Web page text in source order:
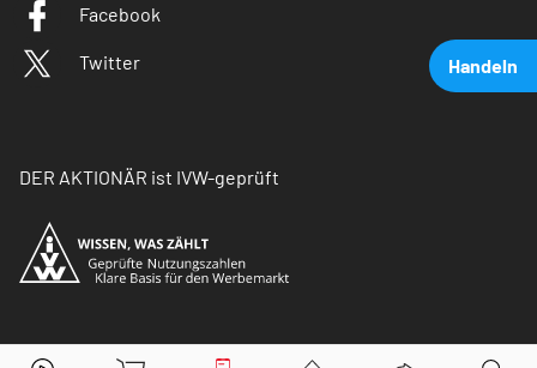
Handeln
Facebook
Twitter
DER AKTIONÄR ist IVW-geprüft